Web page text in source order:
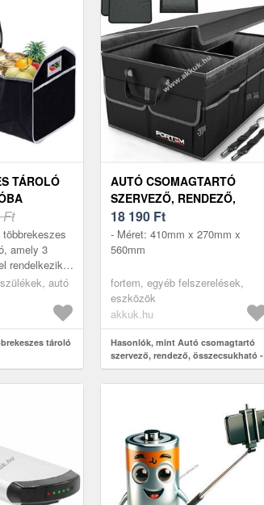
TÁROLÓ
amely 3
rendelkezik,
autó
tároló
AUTÓ CSOMAGTARTÓ
SZERVEZŐ, RENDEZŐ,
ÖSSZECSUKHATÓ - A
KÉSZLET EREJÉIG
18 190 Ft
- Méret: 410mm x 270mm x
560mm
fortem, egyéb felszerelések,
eszközök
akkuk.hu
Hasonlók, mint Autó csomagtartó
szervező, rendező, összecsukható -
A készlet erejéig